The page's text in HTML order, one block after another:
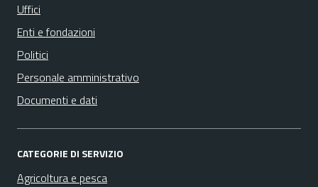
Uffici
Enti e fondazioni
Politici
Personale amministrativo
Documenti e dati
CATEGORIE DI SERVIZIO
Agricoltura e pesca